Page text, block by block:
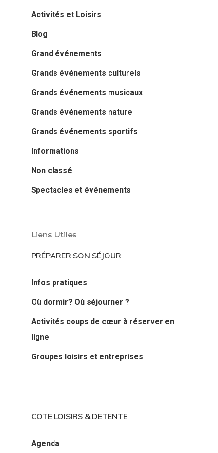
Activités et Loisirs
Blog
Grand événements
Grands événements culturels
Grands événements musicaux
Grands événements nature
Grands événements sportifs
Informations
Non classé
Spectacles et événements
Liens Utiles
PRÉPARER SON SÉJOUR
Infos pratiques
Où dormir? Où séjourner ?
Activités coups de cœur à réserver en
ligne
Groupes loisirs et entreprises
COTE LOISIRS & DETENTE
Agenda